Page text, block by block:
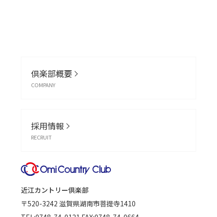
倶楽部概要
COMPANY
採用情報
RECRUIT
近江カントリー倶楽部
〒520-3242 滋賀県湖南市菩提寺1410